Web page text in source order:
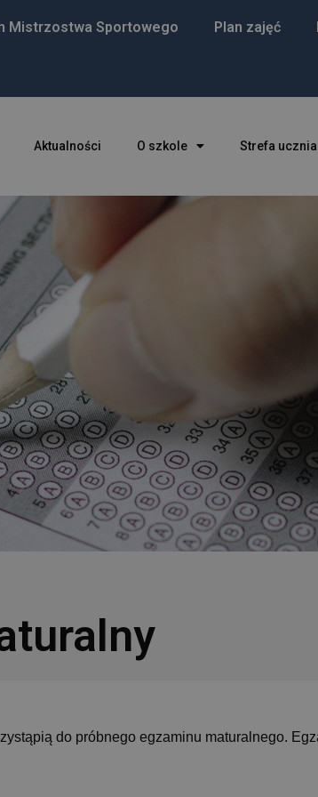
Mistrzostwa Sportowego Plan zajęć
Aktualności O szkole Strefa
do próbnego egzaminu maturalnego.